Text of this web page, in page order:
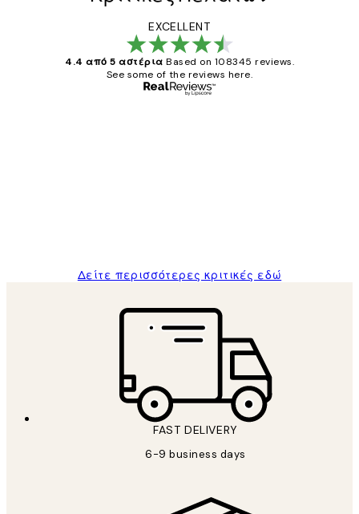
EXCELLENT
4.4 από 5 αστέρια Based on 108345 reviews.
See some of the reviews here.
Δείτε περισσότερες κριτικές εδώ
FAST DELIVERY
6-9 business days